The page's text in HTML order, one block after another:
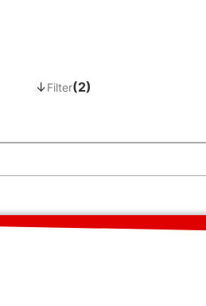
↓Filter(2)